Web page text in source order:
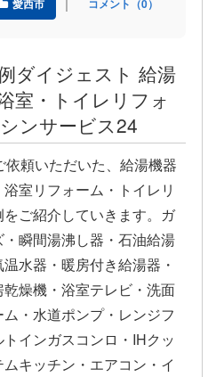
愛西市 コメント（0）
ダイジェスト 給湯
室・トイレリフォ
ンサービス24
頼いただいた、給湯機器
室リフォーム・トイレリ
ご紹介していきます。ガ
瞬間湯沸し器・石油給湯
水器・暖房付き給湯器・
燥機・浴室テレビ・洗面
・水道ポンプ・レンジフ
インガスコンロ・IHクッ
キッチン・エアコン・イ